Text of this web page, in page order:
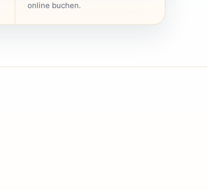
online buchen.